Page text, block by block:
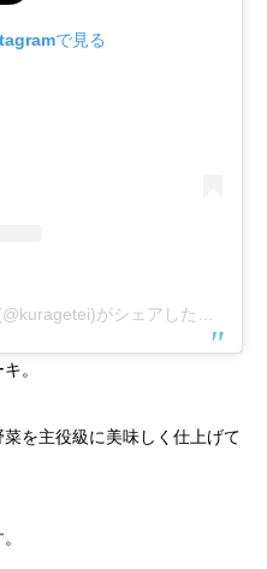
で見る
植物（じゃま）酒場 くらげ亭(@kuragetei)がシェアした投稿
。
を主役級に美味しく仕上げて